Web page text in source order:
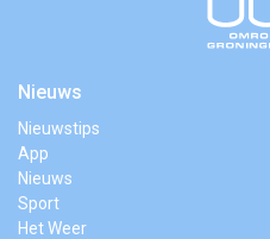
Nieuws
Nieuwstips
App
Nieuws
Sport
Het Weer